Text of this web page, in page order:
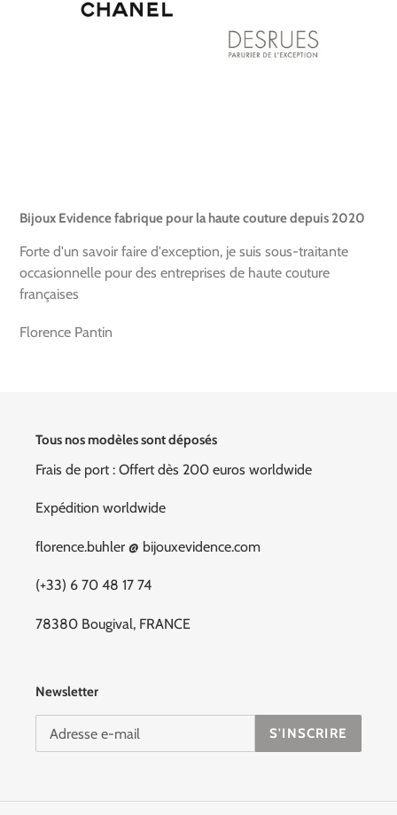
Bijoux Evidence fabrique pour la haute couture depuis 2020
Forte d'un savoir faire d'exception, je suis sous-traitante
occasionnelle pour des entreprises de haute couture
françaises
Florence Pantin
Tous nos modèles sont déposés
Frais de port : Offert dès 200 euros worldwide
Expédition worldwide
florence.buhler @ bijouxevidence.com
(+33) 6 70 48 17 74
78380 Bougival, FRANCE
Newsletter
S'INSCRIRE